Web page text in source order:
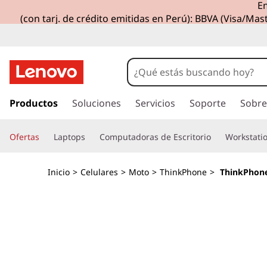
n
k
P
(con tarj. de crédito emitidas en Perú): BBVA (Visa/
r
c
Productos Soluciones Servicios Soporte
Ofertas Laptops Computadoras de Escritorio
Inicio > Celulares > Moto > ThinkPhone >